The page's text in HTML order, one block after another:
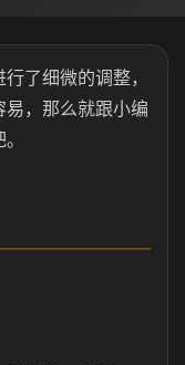
了细微的调整，
，那么就跟小编